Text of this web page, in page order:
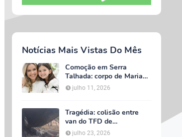
Notícias Mais Vistas Do Mês
Comoção em Serra
Talhada: corpo de Maria
Valentina é liberado e
velório começa às 5h
julho 11, 2026
Tragédia: colisão entre
van do TFD de
Petrolândia e caminhão
julho 23, 2026